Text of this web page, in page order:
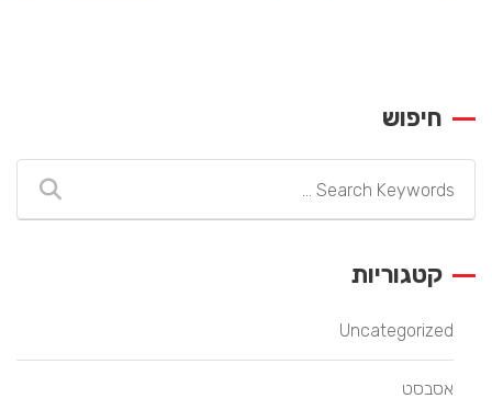
חיפוש
קטגוריות
Uncategorized
אסבסט